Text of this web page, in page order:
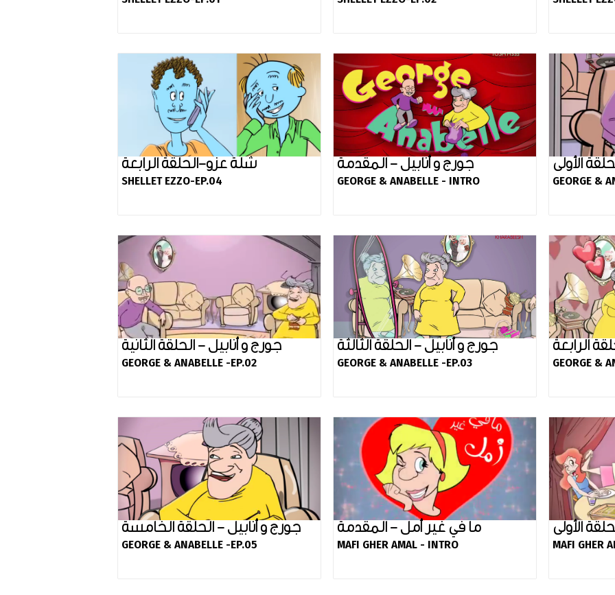
شلة عزو-الحلقة الرابعة
SHELLET EZZO-EP.04
جورج و أنابيل - المقدمة
GEORGE & ANABELLE - INTRO
الأولى
GEORGE &
جورج و أنابيل - الحلقة الثانية
GEORGE & ANABELLE -EP.02
جورج و أنابيل - الحلقة الثالثة
GEORGE & ANABELLE -EP.03
الرابعة
GEORGE &
جورج و أنابيل - الحلقة الخامسة
GEORGE & ANABELLE -EP.05
ما في غير أمل - المقدمة
MAFI GHER AMAL - INTRO
الأولى
MAFI GHER